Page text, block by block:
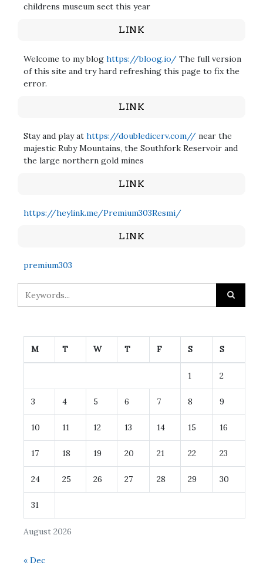
childrens museum sect this year
LINK
Welcome to my blog https://bloog.io/ The full version
of this site and try hard refreshing this page to fix the
error.
LINK
Stay and play at https://doubledicerv.com// near the
majestic Ruby Mountains, the Southfork Reservoir and
the large northern gold mines
LINK
https://heylink.me/Premium303Resmi/
LINK
premium303
August 2026
M T W T F S S
1 2
3 4 5 6 7 8 9
10 11 12 13 14 15 16
17 18 19 20 21 22 23
24 25 26 27 28 29 30
31
« Dec